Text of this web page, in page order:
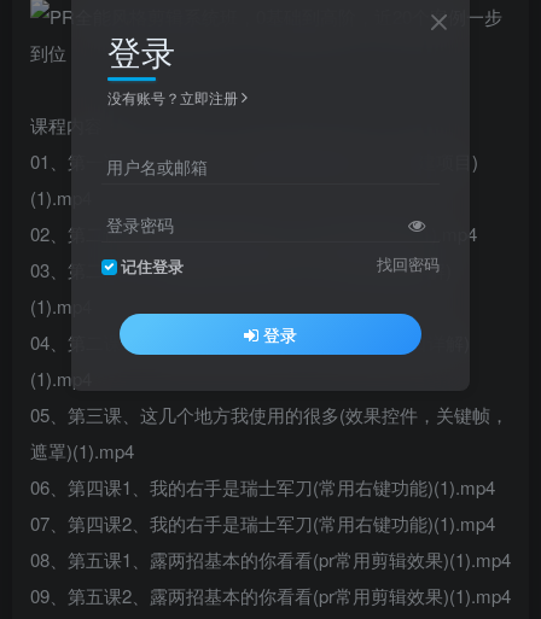
课程内容：
01、第一课、初次见面，友好握手(界面介绍，创建项目)
(1).mp4
02、第二课1我通常是这样和别人交流(序列设置)(1).mp4
03、第二课2、我通常是这样和别人交流(时间线详解)
(1).mp4
04、第二课3、我通常是这样和别人交流(剪辑窗口详解)
(1).mp4
05、第三课、这几个地方我使用的很多(效果控件，关键帧，
遮罩)(1).mp4
06、第四课1、我的右手是瑞士军刀(常用右键功能)(1).mp4
07、第四课2、我的右手是瑞士军刀(常用右键功能)(1).mp4
08、第五课1、露两招基本的你看看(pr常用剪辑效果)(1).mp4
09、第五课2、露两招基本的你看看(pr常用剪辑效果)(1).mp4
登录
没有账号？立即注册
用户名或邮箱
登录密码
记住登录 找回密码
登录